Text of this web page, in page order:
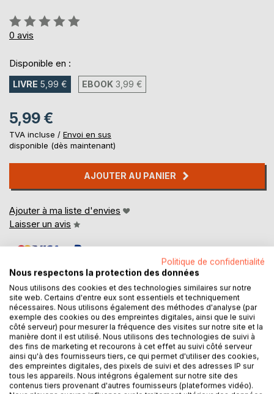
Évaluation:
0%
0 avis
Disponible en :
LIVRE 5,99 € EBOOK 3,99 €
5,99 €
TVA incluse / Envoi en sus
disponible (dès maintenant)
AJOUTER AU PANIER
Ajouter à ma liste d'envies
Laisser un avis
DESCRIPTION
Une autre vie est possible, dit-on.
Comment y parvenir ?
Y croire lorsque nous n'avons que les mots pour réinventer
notre vie, pouvons-nous y croire jusqu'à perdre notre
Politique de confidentialité
Nous respectons la protection des données
Nous utilisons des cookies et des technologies similaires sur notre
site web. Certains d'entre eux sont essentiels et techniquement
nécessaires. Nous utilisons également des méthodes d'analyse (par
exemple des cookies ou des empreintes digitales, ainsi que le suivi
côté serveur) pour mesurer la fréquence des visites sur notre site et la
manière dont il est utilisé. Nous utilisons des technologies de suivi à
des fins de marketing et recourons à cet effet au suivi côté serveur
ainsi qu'à des fournisseurs tiers, ce qui permet d'utiliser des cookies,
des empreintes digitales, des pixels de suivi et des adresses IP sur
tous les appareils. Nous intégrons également sur notre site des
contenus tiers provenant d'autres fournisseurs (plateformes vidéo).